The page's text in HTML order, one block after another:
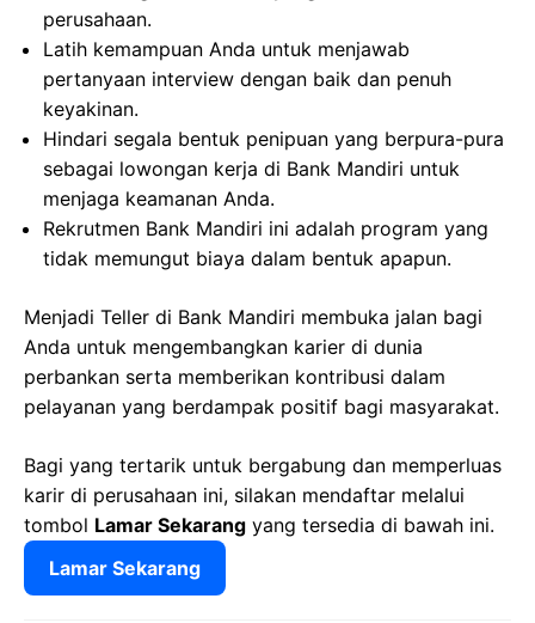
perusahaan.
Latih kemampuan Anda untuk menjawab
pertanyaan interview dengan baik dan penuh
keyakinan.
Hindari segala bentuk penipuan yang berpura-pura
sebagai lowongan kerja di Bank Mandiri untuk
menjaga keamanan Anda.
Rekrutmen Bank Mandiri ini adalah program yang
tidak memungut biaya dalam bentuk apapun.
Menjadi Teller di Bank Mandiri membuka jalan bagi
Anda untuk mengembangkan karier di dunia
perbankan serta memberikan kontribusi dalam
pelayanan yang berdampak positif bagi masyarakat.
Bagi yang tertarik untuk bergabung dan memperluas
karir di perusahaan ini, silakan mendaftar melalui
tombol Lamar Sekarang yang tersedia di bawah ini.
Lamar Sekarang